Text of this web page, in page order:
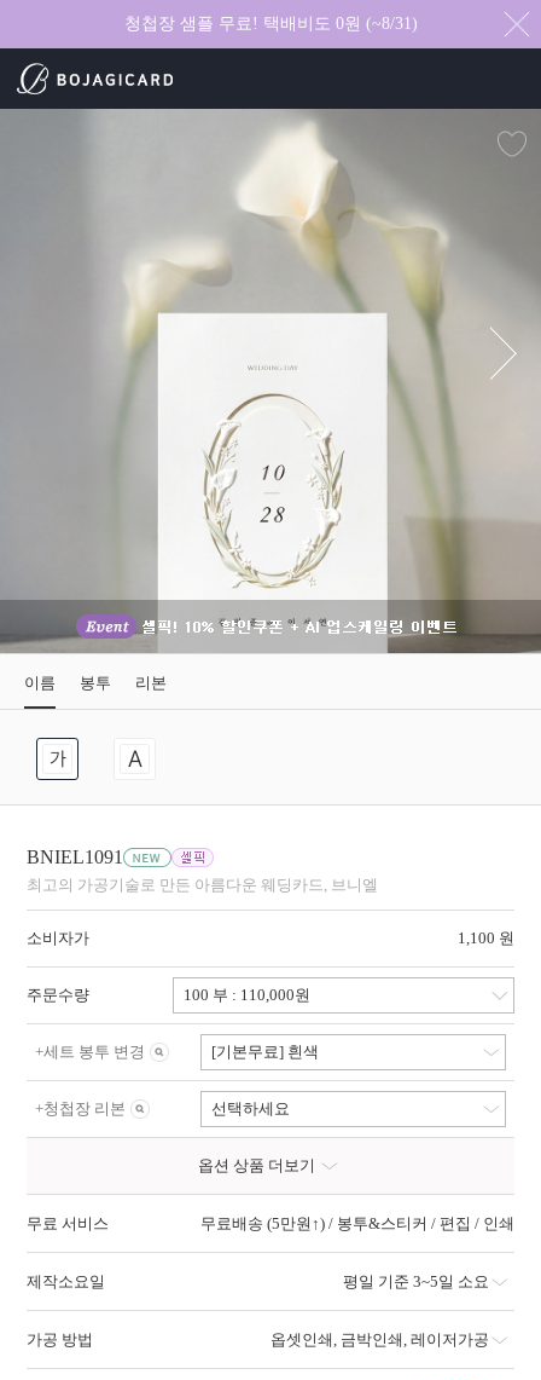
청첩장 샘플 무료! 택배비도 0원 (~8/31)
BNIEL1091
최고의 가공기술로 만든 아름다운 웨딩카드, 브니엘
소비자가 1,100 원
이름 봉투 리본
주문수량
+세트 봉투 변경 [기본무료] 흰색
+청첩장 리본 선택하세요
옵션 상품 더보기
무료 서비스 무료배송 (5만원↑) / 봉투&스티커 / 편집 / 인쇄
제작소요일 평일 기준 3~5일 소요
가공 방법 옵셋인쇄 금박인쇄 레이저가공